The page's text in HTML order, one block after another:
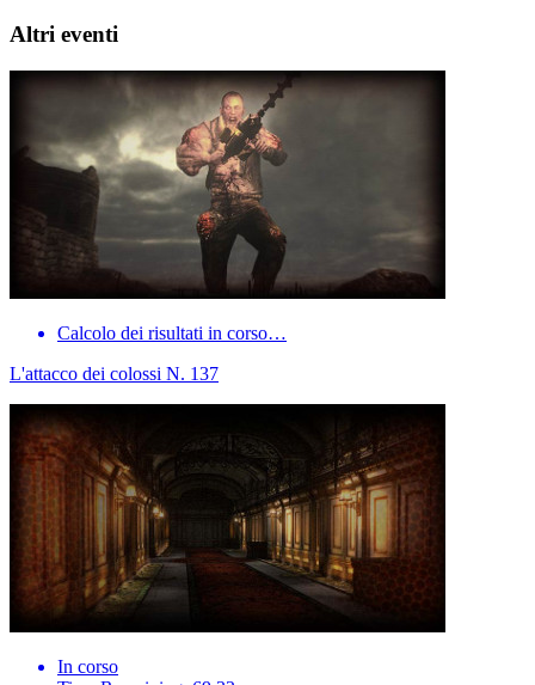
Altri eventi
Calcolo dei risultati in corso…
L'attacco dei colossi N. 137
In corso